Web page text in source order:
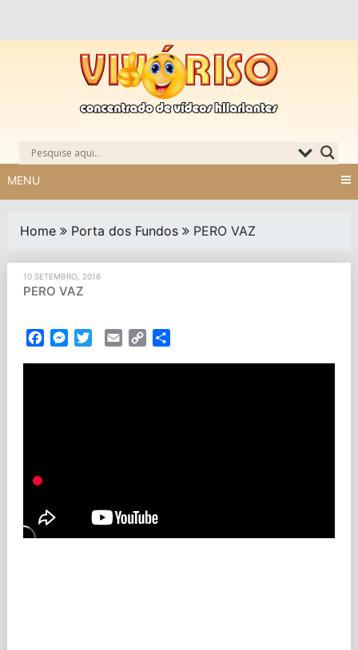
MENU
Home Porta dos Fundos PERO VAZ
10 SETEMBRO, 2016
PERO VAZ
FacebookMessenger
TwitterEmail Copy